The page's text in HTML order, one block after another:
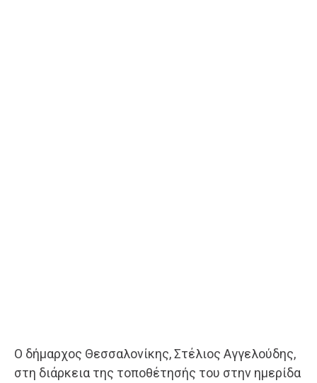
Ο δήμαρχος Θεσσαλονίκης, Στέλιος Αγγελούδης,
στη διάρκεια της τοποθέτησής του στην ημερίδα